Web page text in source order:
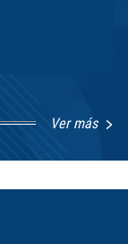
Ver más